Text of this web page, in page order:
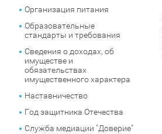
Организация питания
Образовательные
стандарты и требования
Сведения о доходах, об
имуществе и
обязательствах
имущественного характера
Наставничество
Год защитника Отечества
Служба медиации "Доверие"